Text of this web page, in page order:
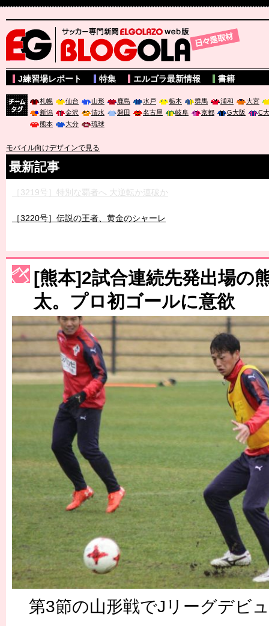
サッカー専門新聞ELGOLAZO web版 BLOGOLA
J練習場レポート 特集 エルゴラ最新情報 書籍
札幌 仙台 山形 鹿島 水戸 栃木 群馬 浦和
大宮
新潟
金沢 清水 磐田 名古屋 岐阜 京都 G大阪
C
熊本
大分 琉球
モバイル向けデザインで見る
最新記事
［3219号］特別な覇者へ 大逆転か連破か
［3220号］伝説の王者、黄金のシャーレ
［3230号］世界一への夢は終わらない
［3223号］一丸。日本出陣
［3222号］史上最大のW杯開幕 注目は「個」
長谷川 アーリアジャスールさんがシンポジウム「気候変動から命
[熊本]2試合連続先発出場の
太。プロ初ゴールに意欲
第3節の山形戦でJリーグデビ